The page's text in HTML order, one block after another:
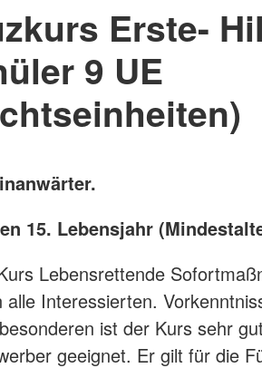
Erste-
9 UE
15. Lebensjahr
Lebensrettende
alle Interessierten.
ist der Kurs sehr
geeignet. Er gilt für die